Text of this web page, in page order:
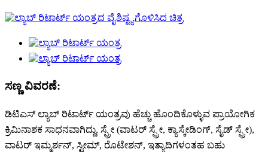
ಸಣ್ಣ ವಿವರಣೆ:
ಡಿಟಿಎಸ್ ಲ್ಯಾಬ್ ರಿಟಾರ್ಟ್ ಯಂತ್ರವು ಹೆಚ್ಚು ಹೊಂದಿಕೊಳ್ಳುವ ಪ್ರಾಯೋಗಿಕ
ಕ್ರಿಮಿನಾಶಕ ಸಾಧನವಾಗಿದ್ದು, ಸ್ಪ್ರೇ (ವಾಟರ್ ಸ್ಪ್ರೇ, ಕ್ಯಾಸ್ಕೇಡಿಂಗ್, ಸೈಡ್ ಸ್ಪ್ರೇ),
ವಾಟರ್ ಇಮ್ಮರ್ಶನ್, ಸ್ಟೀಮ್, ರೊಟೇಶನ್, ಇತ್ಯಾದಿಗಳಂತಹ ಬಹು